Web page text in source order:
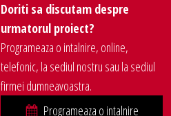
Doriti sa discutam despre
urmatorul proiect?
Programeaza o intalnire, online,
telefonic, la sediul nostru sau la sediul
firmei dumneavoastra.
Programeaza o intalnire